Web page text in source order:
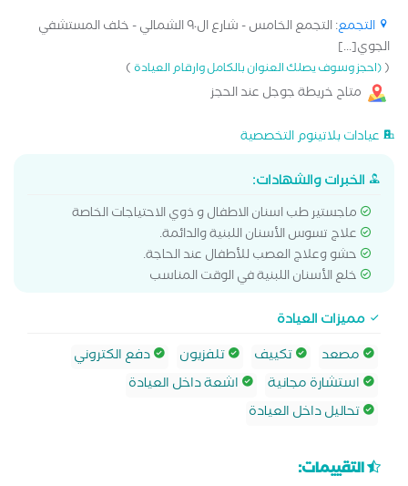
التجمع
: التجمع الخامس - شارع ال٩٠ الشمالي - خلف المستشفي
الجوي[...]
((احجز وسوف يصلك العنوان بالكامل وارقام العيادة)
متاح خريطة جوجل عند الحجز
عيادات بلاتينوم التخصصية
الخبرات والشهادات:
ماجستير طب اسنان الاطفال و ذوي الاحتياجات الخاصة
علاج تسوس الأسنان اللبنية والدائمة.
حشو وعلاج العصب للأطفال عند الحاجة.
خلع الأسنان اللبنية في الوقت المناسب
مميزات العيادة
مصعد
تكييف تلفزيون
دفع الكتروني
استشارة مجانية
اشعة داخل العيادة
تحاليل داخل العيادة
التقييمات: